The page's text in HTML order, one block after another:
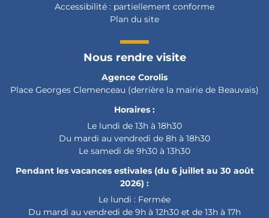
Accessibilité : partiellement conforme
Plan du site
Nous rendre visite
Agence Corolis
Place Georges Clemenceau (derrière la mairie de Beauvais)
Horaires :
Le lundi de 13h à 18h30
Du mardi au vendredi de 8h à 18h30
Le samedi de 9h30 à 13h30
Pendant les vacances estivales (du 6 juillet au 30 août
2026) :
Le lundi : Fermée
Du mardi au vendredi de 9h à 12h30 et de 13h à 17h